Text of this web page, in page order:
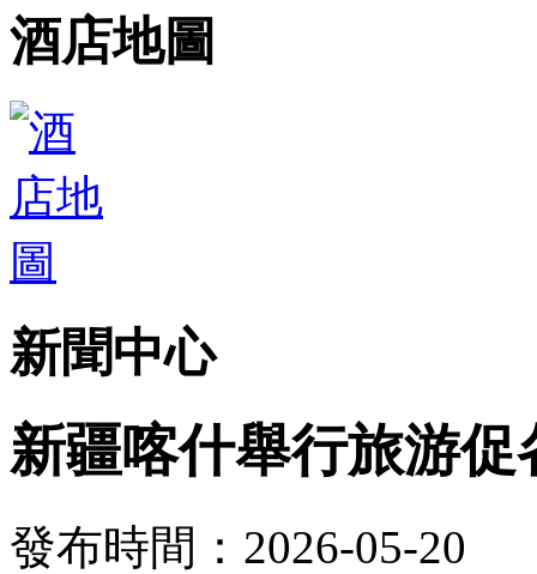
酒店地圖
新聞中心
新疆喀什舉行旅游
發布時間：2026-05-20